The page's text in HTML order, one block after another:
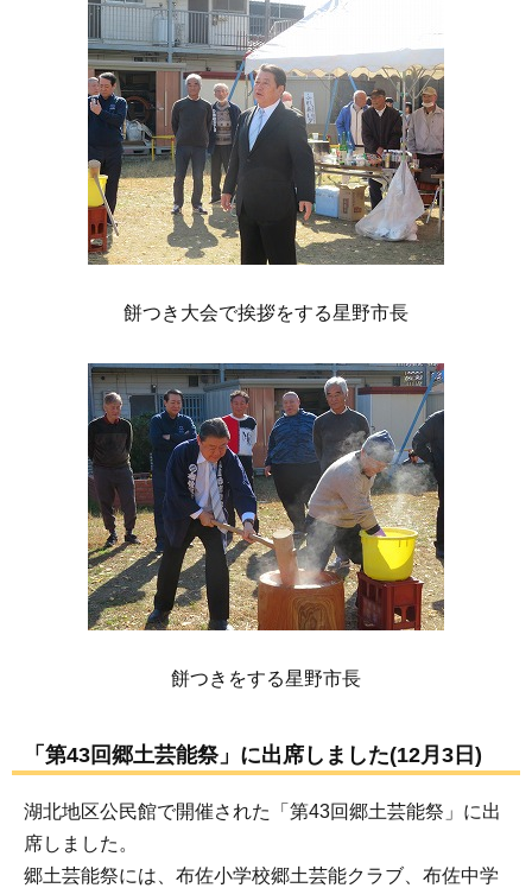
餅つき大会で挨拶をする星野市長
餅つきをする星野市長
「第43回郷土芸能祭」に出席しました(12月3日)
湖北地区公民館で開催された「第43回郷土芸能祭」に出
席しました。
郷土芸能祭には、布佐小学校郷土芸能クラブ、布佐中学